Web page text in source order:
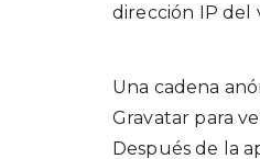
dirección IP del
Una cadena
Gravatar para
Después de la